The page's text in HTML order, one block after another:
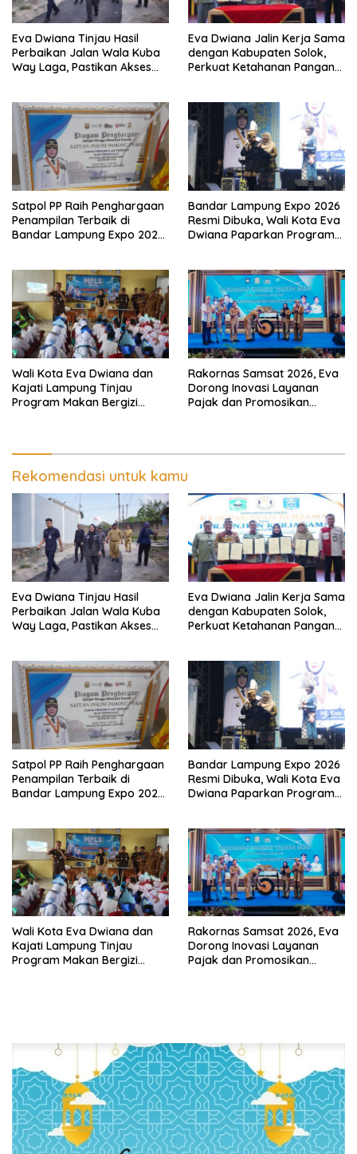
Eva Dwiana Tinjau Hasil
Perbaikan Jalan Wala Kuba
Way Laga, Pastikan Akses
Eva Dwiana Jalin Kerja Sama
dengan Kabupaten Solok,
Perkuat Ketahanan Pangan
Satpol PP Raih Penghargaan
Penampilan Terbaik di
Bandar Lampung Expo 2026,
Masyarakat
Bandar Lampung Expo 2026
Resmi Dibuka, Wali Kota Eva
Dwiana Paparkan Program
Lampung
Wali Kota Eva Dwiana dan
Kajati Lampung Tinjau
Program Makan Bergizi
Rakornas Samsat 2026, Eva
Dorong Inovasi Layanan
Pajak dan Promosikan
Rekomendasi untuk kamu
Eva Dwiana Tinjau Hasil
Perbaikan Jalan Wala Kuba
Way Laga, Pastikan Akses
Eva Dwiana Jalin Kerja Sama
dengan Kabupaten Solok,
Perkuat Ketahanan Pangan
Satpol PP Raih Penghargaan
Penampilan Terbaik di
Bandar Lampung Expo 2026,
Masyarakat
Bandar Lampung Expo 2026
Resmi Dibuka, Wali Kota Eva
Dwiana Paparkan Program
Lampung
Wali Kota Eva Dwiana dan
Kajati Lampung Tinjau
Program Makan Bergizi
Rakornas Samsat 2026, Eva
Dorong Inovasi Layanan
Pajak dan Promosikan